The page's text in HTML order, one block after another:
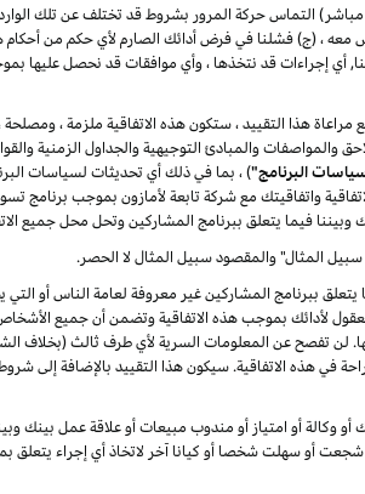
التماس حركة المرور بشروط قد تختلف عن تلك
، (ج) فشلنا في فرض أدائك الصارم لأي حكم من أحكام
أي إجراءات قد نتخذها ، وأي موافقات قد نحصل عليها
هذا التقييد ، ستكون هذه الاتفاقية ملزمة ، ومصلحة
والمبادئ التوجيهية والجداول الزمنية
البرنامج") ، بما في ذلك أي تحديثات لسياسات
واتفاقيتك مع شركة تابعة لأمازون بموجب برنامج
وبيننا فيما يتعلق ببرنامج المشاركين وتحل محل جميع
المثال" والمقصود سبيل المثال لا الحصر.
يتعلق ببرنامج المشاركين غير معروفة لعامة الناس
لأدائك بموجب هذه الاتفاقية وتضمن أن جميع
لن تفصح عن المعلومات السرية لأي طرف ثالث (بخلاف
في هذه الاتفاقية. سيكون هذا التقييد بالإضافة إلى
أو امتياز أو مندوب مبيعات أو علاقة عمل بينك
أو سهلت شخصا أو كيانا آخر لاتخاذ أي إجراء يتعلق